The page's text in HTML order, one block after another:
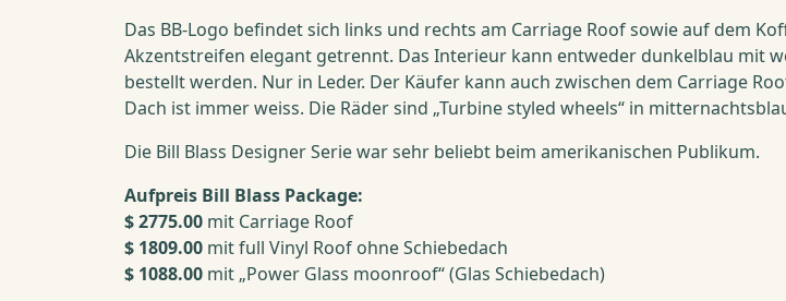
Das BB-Logo befindet sich links und rechts am Carriage Roof sowie auf dem
Akzentstreifen elegant getrennt. Das Interieur kann entweder dunkelblau mit
bestellt werden. Nur in Leder. Der Käufer kann auch zwischen dem Carriage
Dach ist immer weiss. Die Räder sind „Turbine styled wheels“ in
Die Bill Blass Designer Serie war sehr beliebt beim amerikanischen Publikum.
Aufpreis Bill Blass Package:
$ 2775.00 mit Carriage Roof
$ 1809.00 mit full Vinyl Roof ohne Schiebedach
$ 1088.00 mit „Power Glass moonroof“ (Glas Schiebedach)